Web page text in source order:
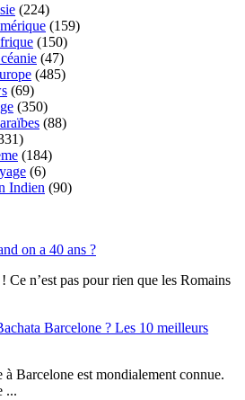
(224)
(159)
(150)
(47)
(485)
(69)
(350)
(88)
(184)
(6)
Indien (90)
on a 40 ans ?
Ce n’est pas pour rien que les Romains
Barcelone ? Les 10 meilleurs
à Barcelone est mondialement connue.
...